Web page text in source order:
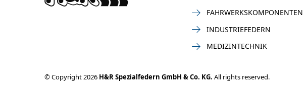
FAHRWERKSKOMPONENTEN
INDUSTRIEFEDERN
MEDIZINTECHNIK
© Copyright 2026 H&R Spezialfedern GmbH & Co. KG. All rights reserved.